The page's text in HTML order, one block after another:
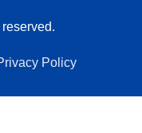
Policy